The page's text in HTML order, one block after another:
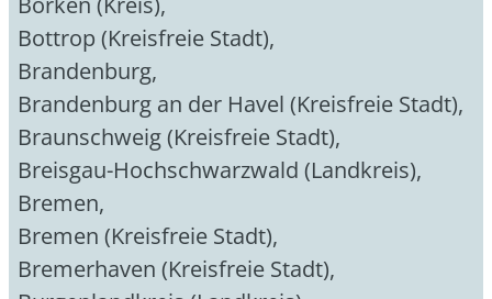
Bottrop (Kreisfreie Stadt),
Brandenburg,
Brandenburg an der Havel (Kreisfreie Stadt),
Braunschweig (Kreisfreie Stadt),
Breisgau-Hochschwarzwald (Landkreis),
Bremen,
Bremen (Kreisfreie Stadt),
Bremerhaven (Kreisfreie Stadt),